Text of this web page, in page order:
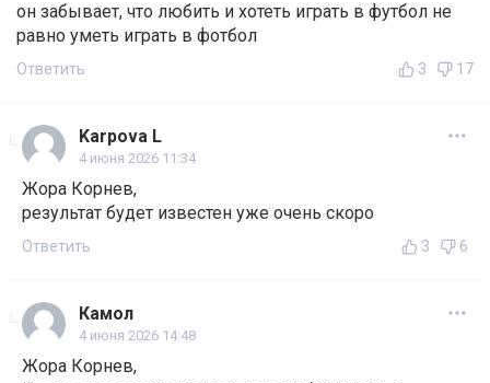
он забывает, что любить и хотеть играть в футбол не
равно уметь играть в фотбол
Ответить 3 17
Karpova L
4 июня 2026 11:34
Жора Корнев,
результат будет известен уже очень скоро
Ответить 3 6
Камол
4 июня 2026 14:48
Жора Корнев,